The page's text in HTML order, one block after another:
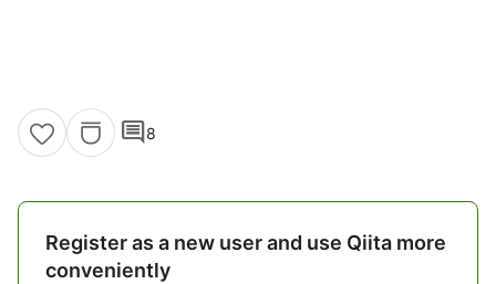
comment8
Register as a new user and use Qiita more
conveniently